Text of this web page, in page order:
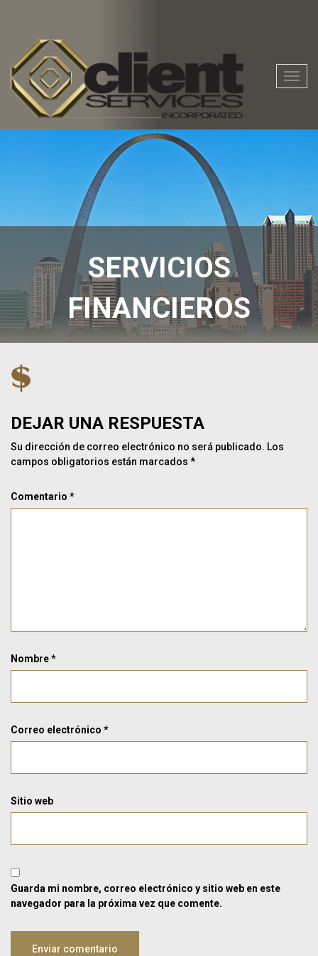
de
SERVICIOS
FINANCIEROS
DEJAR UNA RESPUESTA
Su dirección de correo electrónico no será publicado. Los
campos obligatorios están marcados *
Comentario *
Nombre*
Correo electrónico *
Sitio web
Guarda mi nombre, correo electrónico y sitio web en este
navegador para la próxima vez que comente.